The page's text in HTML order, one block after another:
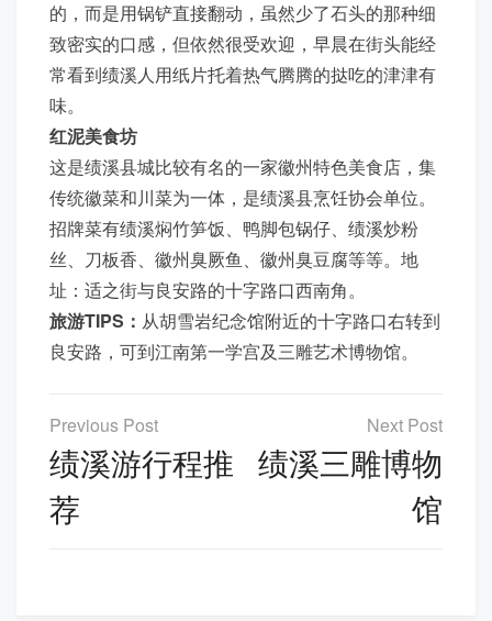
的，而是用锅铲直接翻动，虽然少了石头的那种细
致密实的口感，但依然很受欢迎，早晨在街头能经
常看到绩溪人用纸片托着热气腾腾的挞吃的津津有
味。
红泥美食坊
这是绩溪县城比较有名的一家徽州特色美食店，集
传统徽菜和川菜为一体，是绩溪县烹饪协会单位。
招牌菜有绩溪焖竹笋饭、鸭脚包锅仔、绩溪炒粉
丝、刀板香、徽州臭厥鱼、徽州臭豆腐等等。地
址：适之街与良安路的十字路口西南角。
旅游TIPS： 从胡雪岩纪念馆附近的十字路口右转到
良安路，可到江南第一学宫及三雕艺术博物馆。
文
章
导
航
绩溪游行程推
荐
绩溪三雕博物
馆